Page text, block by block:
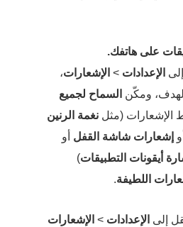
على هاتفك.
الإعدادات > الإشعارات،
ومكّن السماح لجميع
الإشعارات (مثلنغمة الرنين
أو إشعارات شاشة القفل أو
أيقونات التطبيقات)
اللطيفة.
إلى الإعدادات > الإشعارات